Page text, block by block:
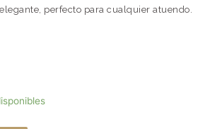
perfecto para cualquier atuendo.